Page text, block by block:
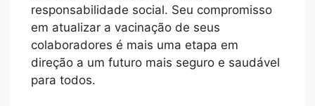
responsabilidade social. Seu compromisso
em atualizar a vacinação de seus
colaboradores é mais uma etapa em
direção a um futuro mais seguro e saudável
para todos.